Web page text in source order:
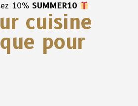
10% SUMMER10
cuisine
pour